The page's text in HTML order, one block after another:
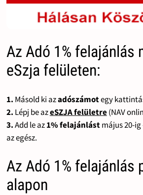
Az Adó 1% felajánlás
eSzja felületen:
1. Másold ki azadószámotegy
2. Lépj be azeSZJA felületre(NAV
3.Add le az1% felajánlástmájus 20-ig
az egész.
Az Adó 1% felajánlás
alapon